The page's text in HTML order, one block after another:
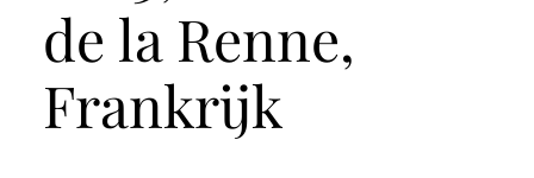
de la Renne,
Frankrijk